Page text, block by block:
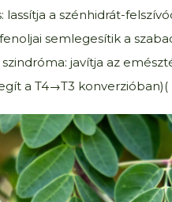
lassítja a szénhidrát-
semlegesítik a
javítja az
a T4→T3 konverzióban)(